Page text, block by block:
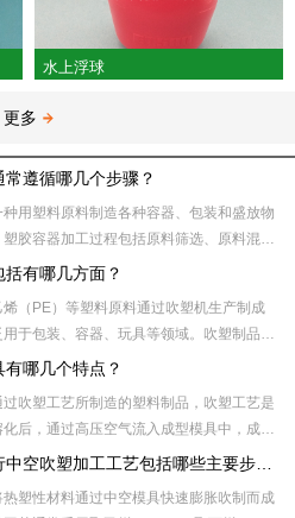
水上浮球
更多
遵循哪几个步骤？
用塑料原料制造各种容器、包装和盛放物
胶容器加工过程包括原料筛选、原料混
注射、冷却、取出、后处理等步骤。​具体
有哪几方面？
（PE）等塑料原料通过吹塑机生产制成
于包装、容器、玩具等领域。吹塑制品制
料颗粒加热到合适的温度，然后将塑料颗
哪几个特点？
吹塑工艺所制造的塑料制品，吹塑工艺是
后，通过高压空气流入成型模具中，成型
厚受压力和温度控制。随后，通过冷却模中空吹塑厂进行中空吹塑加工工艺包括哪些主要步骤？
塑性材料通过中空模具快速膨胀吹制而成